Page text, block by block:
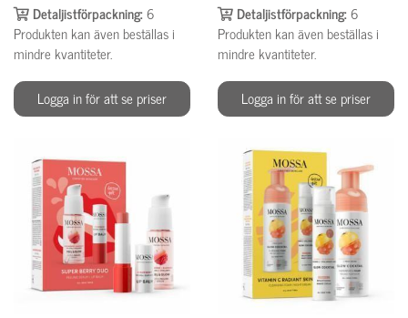
Detaljistförpackning:6
Produkten kan även beställas i
mindre kvantiteter.
Logga in för att se priser
Detaljistförpackning:6
Produkten kan även beställas i
mindre kvantiteter.
Logga in för att se priser